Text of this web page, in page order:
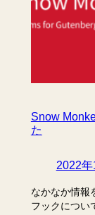
Snow
た
2022年
なかなか情報
フックについ